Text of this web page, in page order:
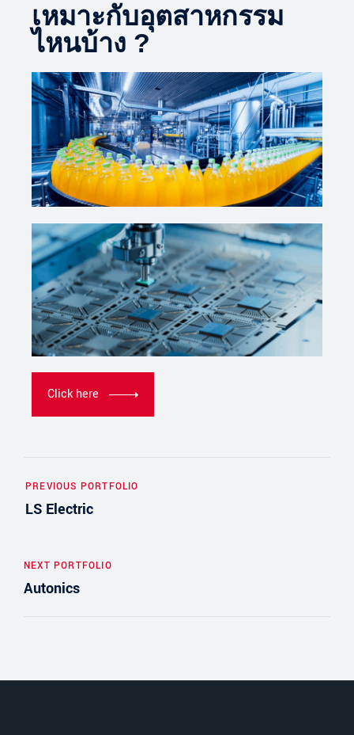
เหมาะกับอุตสาหกรรม
ไหนบ้าง ?
Click here
PREVIOUS PORTFOLIO
LS Electric
NEXT PORTFOLIO
Autonics